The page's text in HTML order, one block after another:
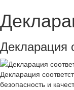
Декларация
Декларация
безопасность и